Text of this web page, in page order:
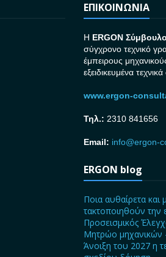
ΕΠΙΚΟΙΝΩΝΙΑ
H ERGON Σ
σύγχρονο τεχνικό
έμπειρους
εξειδικευμένα
www.ergon-
Τηλ.: 2310 841656
Email: info@ergon-
ERGON blog
Ποια αυθαίρετα
τακτοποιηθούν την
Προσεισμικός
Μητρώο μηχανικών
Άνοιξη του 2027 η